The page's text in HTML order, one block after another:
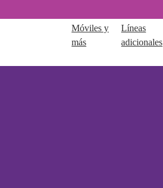
Móviles y
más
Líneas
adicionales